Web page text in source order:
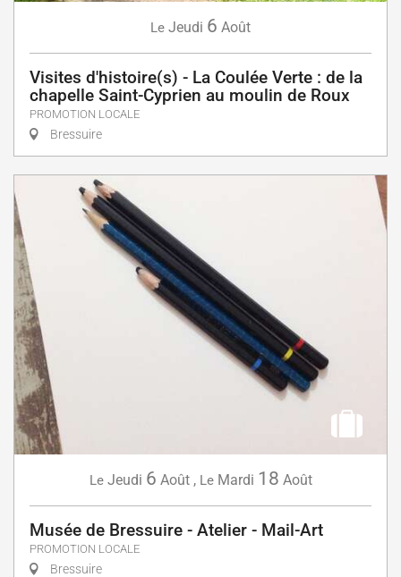
Le Jeudi 6 Août
Visites d'histoire(s) - La Coulée Verte : de la
chapelle Saint-Cyprien au moulin de Roux
PROMOTION LOCALE
Bressuire
Le Jeudi 6 Août, Le Mardi 18 Août
Musée de Bressuire - Atelier - Mail-Art
PROMOTION LOCALE
Bressuire